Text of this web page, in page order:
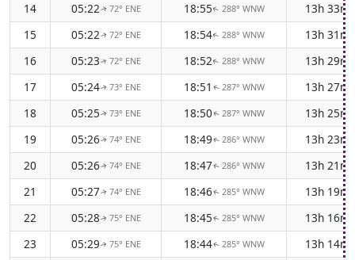
14
05:22↑ 72° ENE 18:55↑ 288° WNW
13h 33m
15
05:22↑ 72° ENE 18:54↑ 288° WNW
13h 31m
16
05:23↑ 72° ENE 18:52↑ 288° WNW
13h 29m
17
05:24↑ 73° ENE 18:51 ↑ 287° WNW
13h 27m
18
05:25↑ 73° ENE 18:50↑ 287° WNW
13h 25m
19
05:26↑ 74° ENE 18:49↑ 286° WNW
13h 23m
20
05:26↑ 74° ENE 18:47↑ 286° WNW
13h 21m
21
05:27↑ 74° ENE 18:46↑ 285° WNW
13h 19m
22
05:28↑ 75° ENE 18:45↑ 285° WNW
13h 16m
23
05:29↑ 75° ENE 18:44↑ 285° WNW
13h 14m